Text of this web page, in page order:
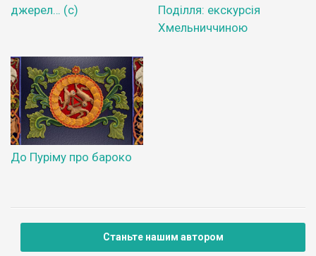
джерел… (с)
Поділля: екскурсія
Хмельниччиною
До Пуріму про бароко
Станьте нашим автором